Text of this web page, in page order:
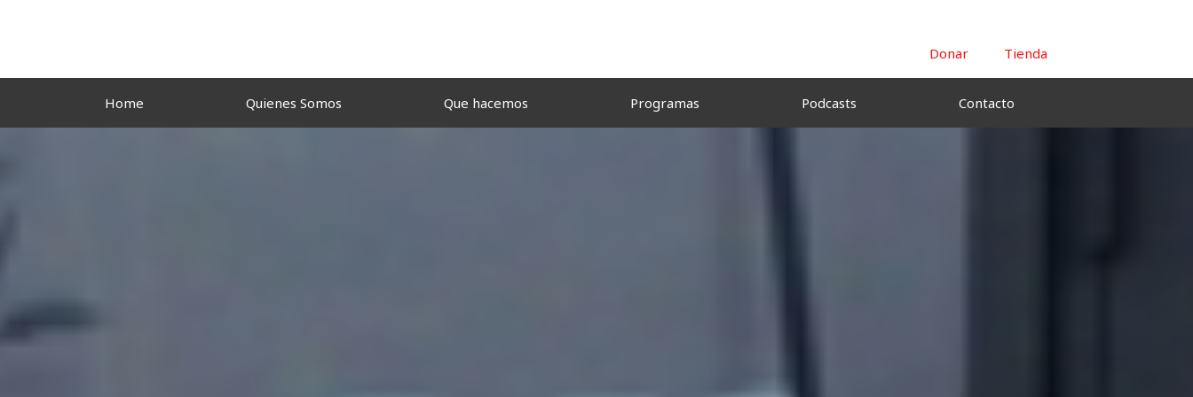
Donar Tienda
Home Quienes Somos Que hacemos Programas Podcasts Contacto